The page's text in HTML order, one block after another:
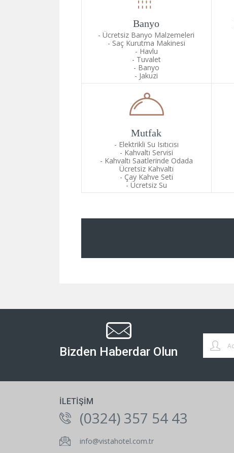
Banyo
Ücretsiz Banyo Malzemeleri
Saç Kurutma Makinesi
Havlu
Tuvalet
Banyo
Jakuzi
Mutfak
Elektrikli Su Isıtıcısı
Kahvaltı Servisi
Kahvaltı Saatlerinde Odada
Ücretsiz Kahvaltı
Çay Kahve Seti
Ücretsiz Su
Bizden Haberdar Olun
İLETIŞIM
(0324) 357 54 43
info@vistahotel.com.tr